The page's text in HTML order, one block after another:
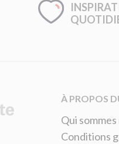
À PROPOS
Qui sommes
Conditions